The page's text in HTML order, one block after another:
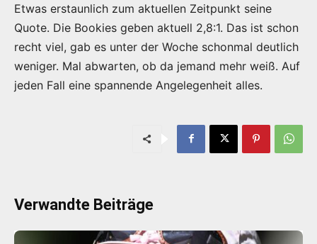
Etwas erstaunlich zum aktuellen Zeitpunkt seine
Quote. Die Bookies geben aktuell 2,8:1. Das ist schon
recht viel, gab es unter der Woche schonmal deutlich
weniger. Mal abwarten, ob da jemand mehr weiß. Auf
jeden Fall eine spannende Angelegenheit alles.
Verwandte Beiträge